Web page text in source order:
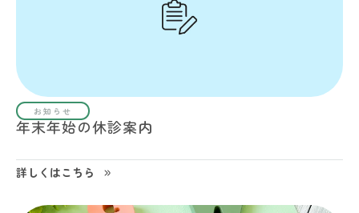
お知らせ
年末年始の休診案内
詳しくはこちら